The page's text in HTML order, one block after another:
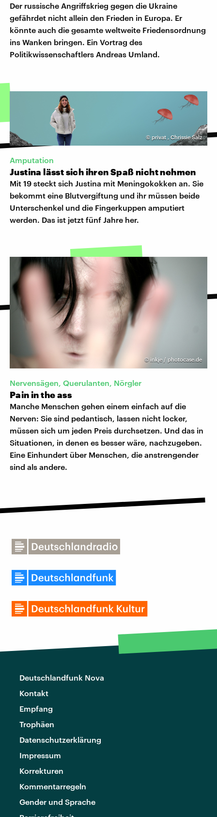
Der russische Angriffskrieg gegen die Ukraine
gefährdet nicht allein den Frieden in Europa. Er
könnte auch die gesamte weltweite Friedensordnung
ins Wanken bringen. Ein Vortrag des
Politikwissenschaftlers Andreas Umland.
© privat , Chrissie Salz
Amputation
Justina lässt sich ihren Spaß nicht nehmen
Mit 19 steckt sich Justina mit Meningokokken an. Sie
bekommt eine Blutvergiftung und ihr müssen beide
Unterschenkel und die Fingerkuppen amputiert
werden. Das ist jetzt fünf Jahre her.
© inkje / photocase.de
Nervensägen, Querulanten, Nörgler
Pain in the ass
Manche Menschen gehen einem einfach auf die
Nerven: Sie sind pedantisch, lassen nicht locker,
müssen sich um jeden Preis durchsetzen. Und das in
Situationen, in denen es besser wäre, nachzugeben.
Eine Einhundert über Menschen, die anstrengender
sind als andere.
Deutschlandfunk Nova
Kontakt
Empfang
Trophäen
Datenschutzerklärung
Impressum
Korrekturen
Kommentarregeln
Gender und Sprache